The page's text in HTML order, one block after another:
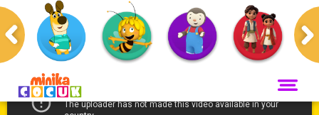
Anasayfa